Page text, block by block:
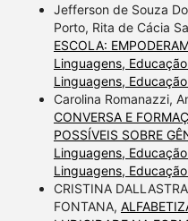
Jefferson de Souza
Porto, Rita de Cácia
ESCOLA:
Linguagens,
Linguagens,
Carolina Romanazzi,
CONVERSA E
POSSÍVEIS SOBRE
Linguagens,
Linguagens,
CRISTINA
FONTANA,